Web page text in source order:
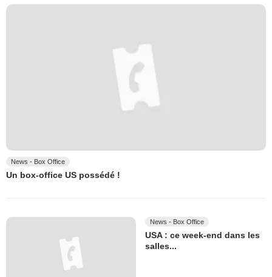
News - Box Office
Un box-office US possédé !
News - Box Office
USA : ce week-end dans les
salles...